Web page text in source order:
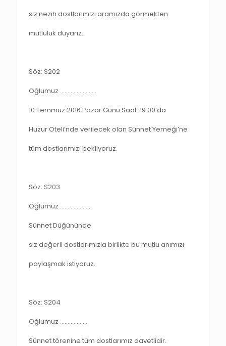
siz nezih dostlarımızı aramızda görmekten
mutluluk duyarız.
Söz: S202
Oğlumuz ……………………
10 Temmuz 2016 Pazar Günü Saat: 19.00’da
Huzur Oteli’nde verilecek olan Sünnet Yemeği’ne
tüm dostlarımızı bekliyoruz.
Söz: S203
Oğlumuz …………………
Sünnet Düğününde
siz değerli dostlarımızla birlikte bu mutlu anımızı
paylaşmak istiyoruz.
Söz: S204
Oğlumuz ……………….
Sünnet törenine tüm dostlarımız davetlidir.